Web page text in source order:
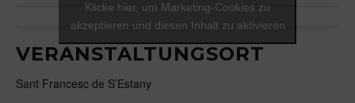
VERANSTALTUNGSORT
Sant Francesc de S’Estany
Klicke hier, um Marketing-Cookies zu
akzeptieren und diesen Inhalt zu aktivieren